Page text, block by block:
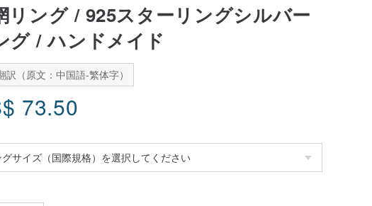
リング / 925スターリングシルバー
グ / ハンドメイド
訳（原文：中国語-繁体字）
73.50